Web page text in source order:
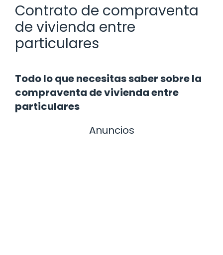
Contrato de compraventa
de vivienda entre
particulares
Todo lo que necesitas saber sobre la
compraventa de vivienda entre
particulares
Anuncios